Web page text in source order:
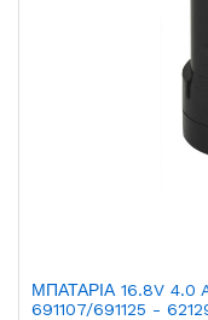
ΜΠΑΤΑΡΙΑ 16.8V
691107/691125 -